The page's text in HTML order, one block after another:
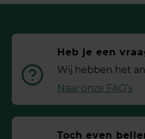
Heb je een
Wij hebben het
Naar onze FAQ’s
Toch even